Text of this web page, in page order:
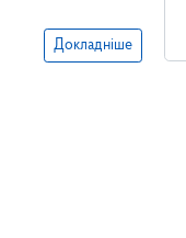
Докладніше